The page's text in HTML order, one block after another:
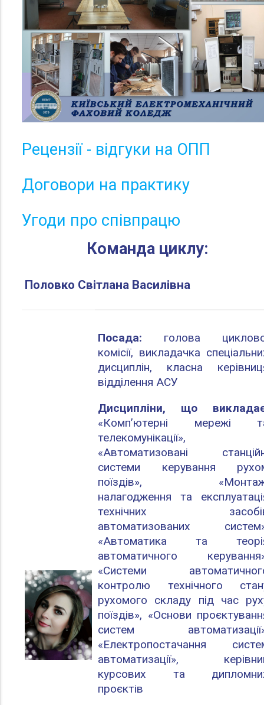
Рецензії - відгуки на ОПП
Договори на практику
Угоди про співпрацю
Команда циклу:
Половко Світлана Василівна
Посада: голова
комісії, викладачка
дисциплін, класна
відділення АСУ
Дисципліни, що
«Комп’ютерні мережі
телекомунікації»,
«Автоматизовані
системи керування
поїздів»,
налагодження та
технічних
автоматизованих
«Автоматика та
автоматичного
«Системи
контролю технічного
рухомого складу під час
поїздів», «Основи
систем
«Електропостачання
автоматизації»,
курсових та
проєктів